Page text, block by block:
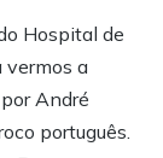
Hospital de
vermos a
André
português.